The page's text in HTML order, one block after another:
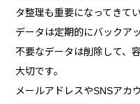
タ整理も重要になってきて
データは定期的にバックア
不要なデータは削除して、
大切です。
メールアドレスやSNSアカ